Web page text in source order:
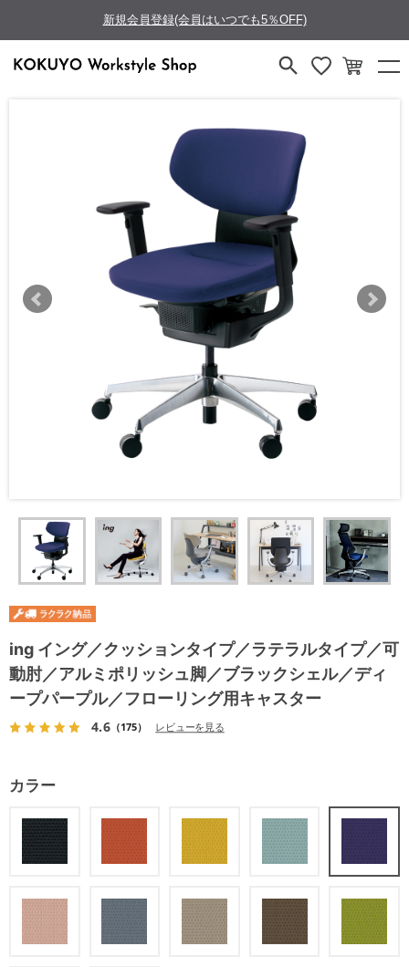
新規会員登録(会員はいつでも5％OFF)
ing イング／クッションタイプ／ラテラルタイプ／可
動肘／アルミポリッシュ脚／ブラックシェル／ディ
ープパープル／フローリング用キャスター
4.6（175） レビューを見る
カラー